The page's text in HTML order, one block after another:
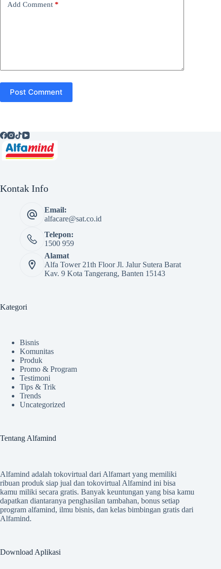
Add Comment *
Post Comment
Kontak Info
Email:
alfacare@sat.co.id
Telepon:
1500 959
Alamat
Alfa Tower 21th Floor Jl. Jalur Sutera Barat
Kav. 9 Kota Tangerang, Banten 15143
Kategori
Bisnis
Komunitas
Produk
Promo & Program
Testimoni
Tips & Trik
Trends
Uncategorized
Tentang Alfamind
Alfamind adalah tokovirtual dari Alfamart yang memiliki
ribuan produk siap jual dan tokovirtual Alfamind ini bisa
kamu miliki secara gratis. Banyak keuntungan yang bisa kamu
dapatkan diantaranya penghasilan tambahan, bonus setiap
program alfamind, ilmu bisnis, dan kelas bimbingan gratis dari
Alfamind.
Download Aplikasi